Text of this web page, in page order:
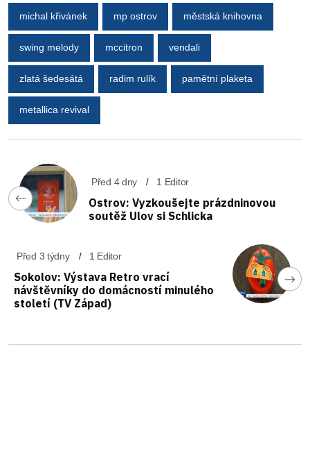
michal křivánek mp ostrov městská knihovna
swing melody mccitron vendali
zlatá šedesátá radim rulík pamětní plaketa
metallica revival
Před 4 dny 1 Editor
Ostrov: Vyzkoušejte prázdninovou
soutěž Ulov si Schlicka
Před 3 týdny 1 Editor
Sokolov: Výstava Retro vrací
návštěvníky do domácností minulého
století (TV Západ)